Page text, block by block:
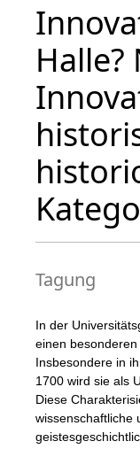
Tagung
In der
einen
Insbesondere in
1700 wird sie als
Diese
wissenschaftliche